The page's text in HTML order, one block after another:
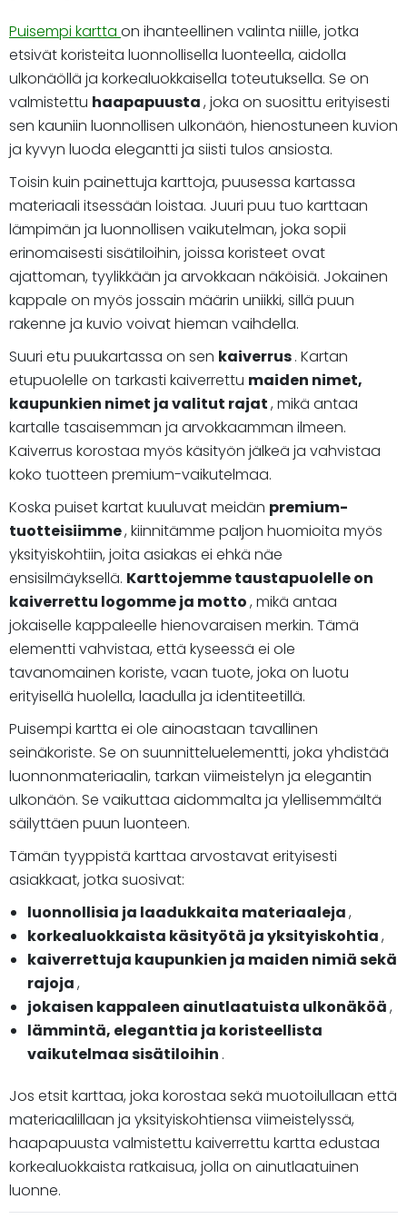
Puisempi kartta on ihanteellinen valinta niille, jotka
etsivät koristeita luonnollisella luonteella, aidolla
ulkonäöllä ja korkealuokkaisella toteutuksella. Se on
valmistettu haapapuusta, joka on suosittu erityisesti
sen kauniin luonnollisen ulkonäön, hienostuneen kuvion
ja kyvyn luoda elegantti ja siisti tulos ansiosta.
Toisin kuin painettuja karttoja, puusessa kartassa
materiaali itsessään loistaa. Juuri puu tuo karttaan
lämpimän ja luonnollisen vaikutelman, joka sopii
erinomaisesti sisätiloihin, joissa koristeet ovat
ajattoman, tyylikkään ja arvokkaan näköisiä. Jokainen
kappale on myös jossain määrin uniikki, sillä puun
rakenne ja kuvio voivat hieman vaihdella.
Suuri etu puukartassa on sen kaiverrus. Kartan
etupuolelle on tarkasti kaiverrettu maiden nimet,
kaupunkien nimet ja valitut rajat, mikä antaa
kartalle tasaisemman ja arvokkaamman ilmeen.
Kaiverrus korostaa myös käsityön jälkeä ja vahvistaa
koko tuotteen premium-vaikutelmaa.
Koska puiset kartat kuuluvat meidän premium-
tuotteisiimme, kiinnitämme paljon huomioita myös
yksityiskohtiin, joita asiakas ei ehkä näe
ensisilmäyksellä. Karttojemme taustapuolelle on
kaiverrettu logomme ja motto, mikä antaa
jokaiselle kappaleelle hienovaraisen merkin. Tämä
elementti vahvistaa, että kyseessä ei ole
tavanomainen koriste, vaan tuote, joka on luotu
erityisellä huolella, laadulla ja identiteetillä.
Puisempi kartta ei ole ainoastaan tavallinen
seinäkoriste. Se on suunnitteluelementti, joka yhdistää
luonnonmateriaalin, tarkan viimeistelyn ja elegantin
ulkonäön. Se vaikuttaa aidommalta ja ylellisemmältä
säilyttäen puun luonteen.
Tämän tyyppistä karttaa arvostavat erityisesti
asiakkaat, jotka suosivat:
luonnollisia ja laadukkaita materiaaleja,
korkealuokkaista käsityötä ja yksityiskohtia,
kaiverrettuja kaupunkien ja maiden nimiä sekä
rajoja,
jokaisen kappaleen ainutlaatuista ulkonäköä,
lämmintä, eleganttia ja koristeellista
vaikutelmaa sisätiloihin .
Jos etsit karttaa, joka korostaa sekä muotoilullaan että
materiaalillaan ja yksityiskohtiensa viimeistelyssä,
haapapuusta valmistettu kaiverrettu kartta edustaa
korkealuokkaista ratkaisua, jolla on ainutlaatuinen
luonne.